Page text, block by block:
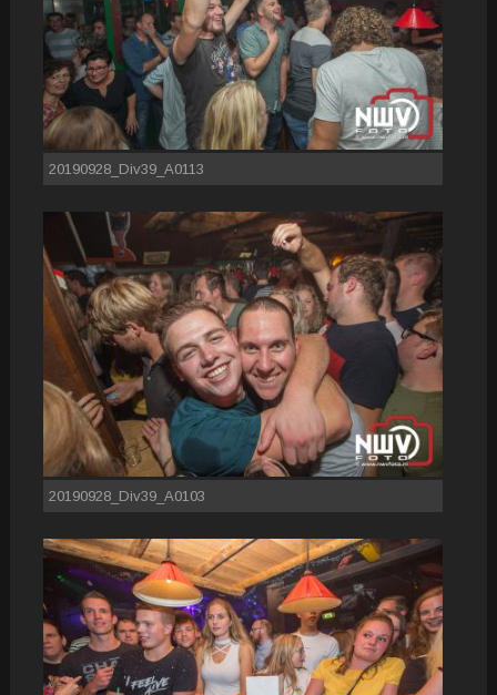
20190928_Div39_A0113
20190928_Div39_A0103